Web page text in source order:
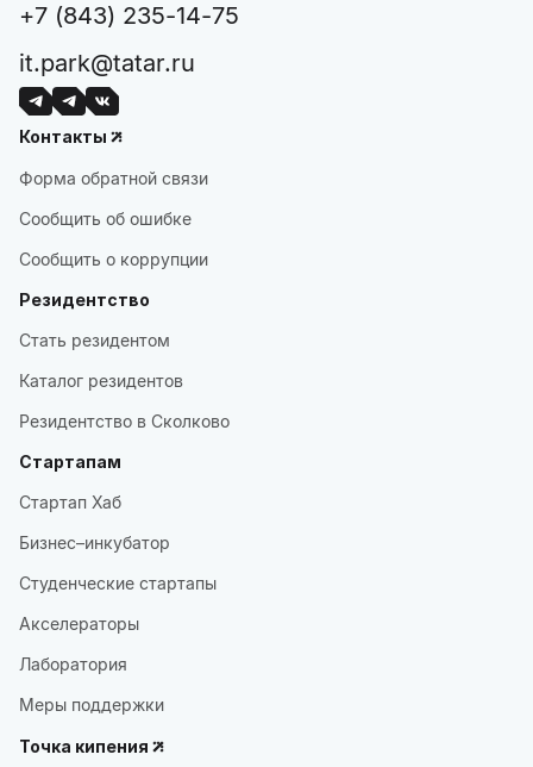
+7 (843) 235-14-75
it.park@tatar.ru
Контакты
Форма обратной связи
Сообщить об ошибке
Сообщить о коррупции
Резидентство
Стать резидентом
Каталог резидентов
Резидентство в Сколково
Стартапам
Стартап Хаб
Бизнес–инкубатор
Студенческие стартапы
Акселераторы
Лаборатория
Меры поддержки
Точка кипения